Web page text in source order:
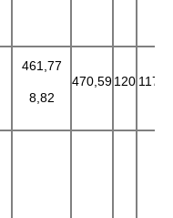
461,77
8,82
470,59120 117